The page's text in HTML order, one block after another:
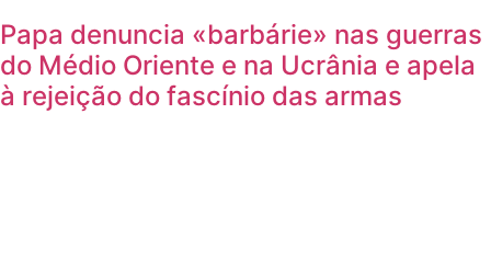
Papa denuncia «barbárie» nas guerras
do Médio Oriente e na Ucrânia e apela
à rejeição do fascínio das armas